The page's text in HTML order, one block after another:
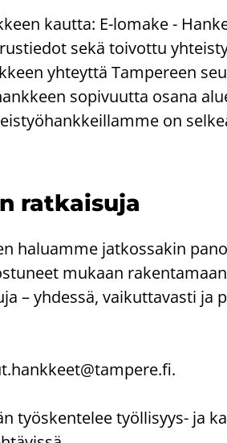
kaut­ta: E-​lomake -
sekä toi­vot­tu
yh­teyt­tä Tam­pe­reen
so­pi­vuut­ta osana
on
rat­kai­su­ja
ha­luam­me jat­kos­sa­kin
mu­kaan
– yh­des­sä, vai­kut­ta­vas­ti ja
.
työs­ken­te­lee työllisyys-​ ja